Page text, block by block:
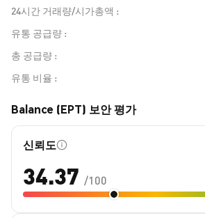
24시간 거래량/시가총액
유통 공급량
총 공급량
유통 비율
Balance (EPT) 보안 평가
신뢰도
34.37 /100